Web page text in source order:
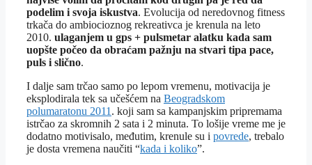
podelim i svoja iskustva. Evolucija od neredovnog fitness
trkača do ambiocioznog rekreativca je krenula na leto
2010. ulaganjem u gps + pulsmetar alatku kada sam
uopšte počeo da obraćam pažnju na stvari tipa pace,
puls i slično.
I dalje sam trčao samo po lepom vremenu, motivacija je
eksplodirala tek sa učešćem na Beogradskom
polumaratonu 2011 . koji sam sa kampanjskim pripremama
istrčao za skromnih 2 sata i 2 minuta. To lošije vreme me je
dodatno motivisalo, međutim, krenule su i povrede, trebalo
je dosta vremena naučiti “kada i koliko”.